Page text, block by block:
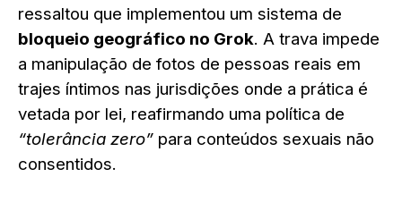
ressaltou que implementou um sistema de
bloqueio geográfico no Grok. A trava impede
a manipulação de fotos de pessoas reais em
trajes íntimos nas jurisdições onde a prática é
vetada por lei, reafirmando uma política de
“tolerância zero” para conteúdos sexuais não
consentidos.